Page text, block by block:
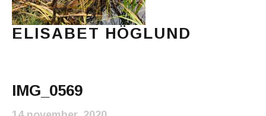
ELISABET HÖGLUND
IMG_0569